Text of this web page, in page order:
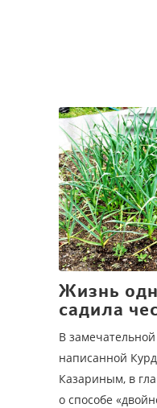
Жизнь
садила
В
написанной
Казариным, в
о способе